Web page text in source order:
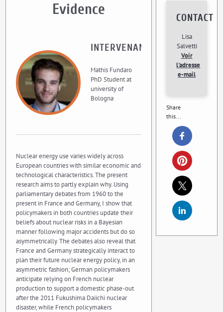
Evidence
INTERVENANT
Mathis Fundaro
PhD Student at
university of
Bologna
Nuclear energy use varies widely across
European countries with similar economic and
technological characteristics. The present
research aims to partly explain why. Using
parliamentary debates from 1960 to the
present in France and Germany, I show that
policymakers in both countries update their
beliefs about nuclear risks in a Bayesian
manner following major accidents but do so
asymmetrically. The debates also reveal that
France and Germany strategically interact to
plan their future nuclear energy policy, in an
asymmetric fashion; German policymakers
anticipate relying on French nuclear
production to support a domestic phase-out
after the 2011 Fukushima Daiichi nuclear
disaster, while French policymakers
CONTACT
Lisa
Salvetti
Voir
l'adresse
e-mail
Share
this...